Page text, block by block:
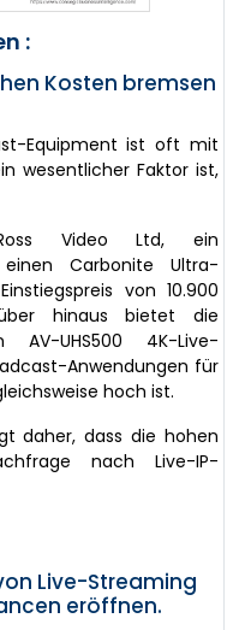
:
Kosten bremsen
Equipment ist oft mit
wesentlicher Faktor ist,
Video Ltd, ein
einen Carbonite Ultra-
von 10.900
hinaus bietet die
AV-UHS500 4K-Live-
Anwendungen für
hoch ist.
daher, dass die hohen
nach Live-IP-
Live-Streaming
eröffnen.